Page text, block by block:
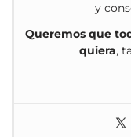
y
Queremos que
quiera,